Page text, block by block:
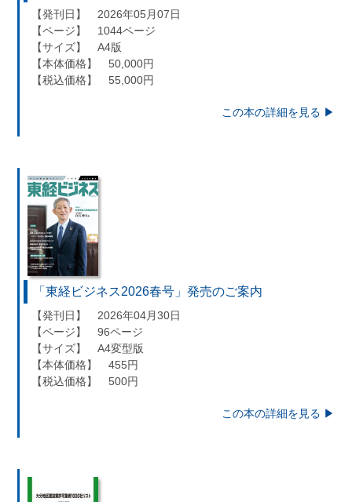
【発刊日】 2026年05月07日
【ページ】 1044ページ
【サイズ】 A4版
【本体価格】 50,000円
【税込価格】 55,000円
この本の詳細を見る ▶︎
「東経ビジネス2026春号」発売のご案内
【発刊日】 2026年04月30日
【ページ】 96ページ
【サイズ】 A4変型版
【本体価格】 455円
【税込価格】 500円
この本の詳細を見る ▶︎